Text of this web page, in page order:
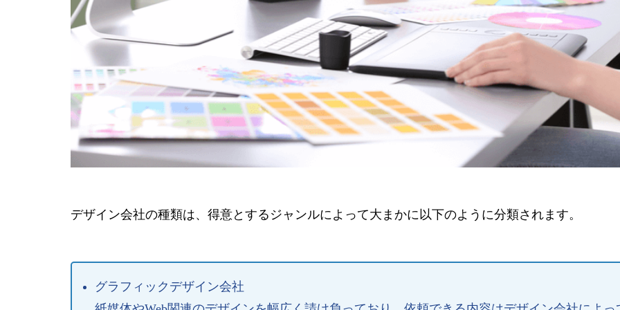
デザイン会社の種類は、得意とするジャンルによって大まかに以下のように分類されます。
グラフィックデザイン会社